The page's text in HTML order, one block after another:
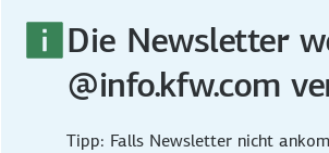
Die Newsletter
@info.kfw.com
Tipp: Falls Newsletter nicht